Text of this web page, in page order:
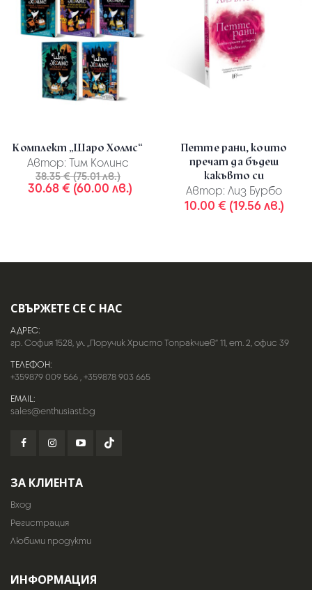
Комплект „Шаро Холмс“
Автор: Тим Колинс
38.35 € (75.01 лв.)
30.68 € (60.00 лв.)
Петте рани, които
пречат да бъдеш
какъвто си
Автор: Лиз Бурбо
10.00 € (19.56 лв.)
СВЪРЖЕТЕ СЕ С НАС
АДРЕС:
гр. София 1528, ул. „Поручик Христо Топракчиев“ 11, ет. 2, офис 39
ТЕЛЕФОН:
+359879 009 566,+359878 903 665
EMAIL:
sales@enthusiast.bg
ЗА КЛИЕНТА
Вход
Регистрация
Любими продукти
ИНФОРМАЦИЯ